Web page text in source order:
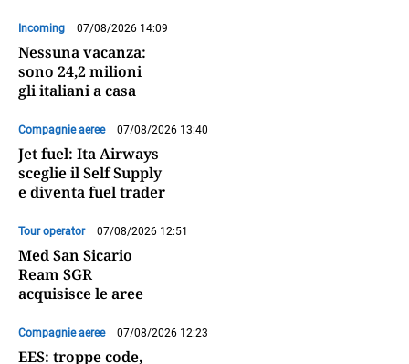
Incoming 07/08/2026 14:09
Nessuna vacanza:
sono 24,2 milioni
gli italiani a casa
Compagnie aeree 07/08/2026 13:40
Jet fuel: Ita Airways
sceglie il Self Supply
e diventa fuel trader
Tour operator 07/08/2026 12:51
Med San Sicario
Ream SGR
acquisisce le aree
Compagnie aeree 07/08/2026 12:23
EES: troppe code,